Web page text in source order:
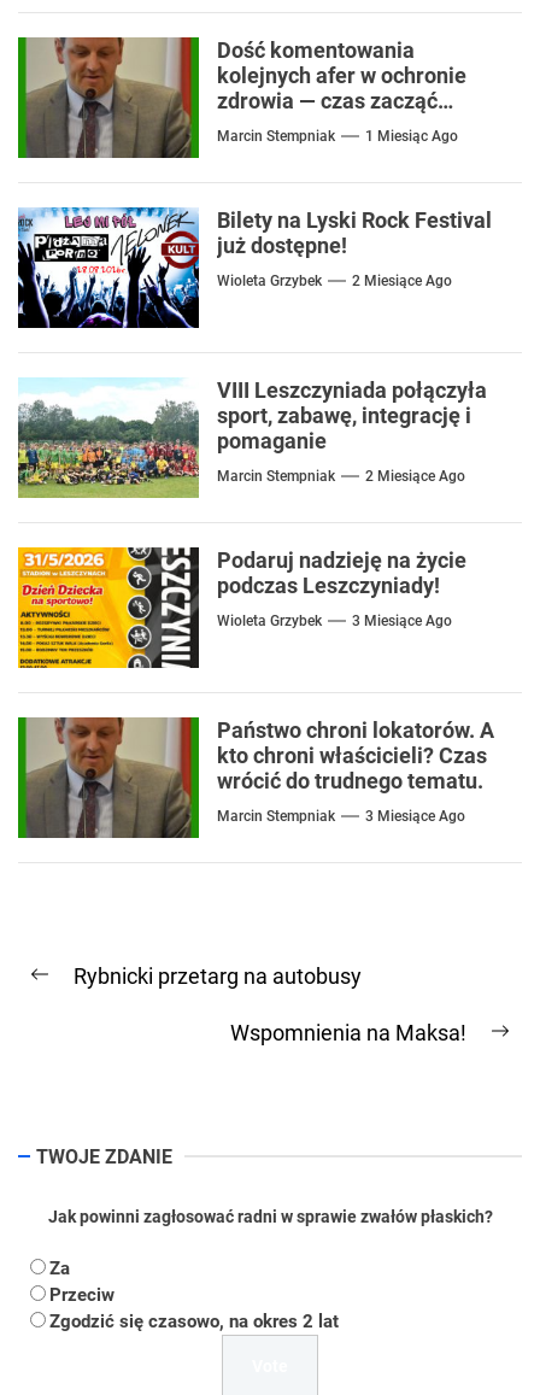
Dość komentowania
kolejnych afer w ochronie
zdrowia — czas zacząć
mówić o rozwiązaniach
Marcin Stempniak 1 Miesiąc Ago
Bilety na Lyski Rock Festival
już dostępne!
Wioleta Grzybek 2 Miesiące Ago
VIII Leszczyniada połączyła
sport, zabawę, integrację i
pomaganie
Marcin Stempniak 2 Miesiące Ago
Podaruj nadzieję na życie
podczas Leszczyniady!
Wioleta Grzybek 3 Miesiące Ago
Państwo chroni lokatorów. A
kto chroni właścicieli? Czas
wrócić do trudnego tematu.
Marcin Stempniak 3 Miesiące Ago
wpisu
Previous
Rybnicki przetarg na autobusy
Wspomnienia na Maksa!
TWOJE ZDANIE
Jak powinni zagłosować radni w sprawie zwałów płaskich?
Za
Przeciw
Zgodzić się czasowo, na okres 2 lat